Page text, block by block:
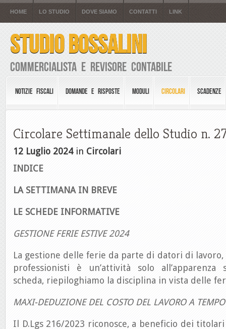
HOME LO STUDIO DOVE SIAMO CONTATTI LINK
STUDIO BOSSALINI
Commercialista e Revisore Contabile
NOTIZIE FISCALI DOMANDE E RISPOSTE MODULI CIRCOLARI SCADENZE
Circolare Settimanale dello Studio n.
12 Luglio 2024in Circolari
INDICE
LA SETTIMANA IN BREVE
LE SCHEDE INFORMATIVE
GESTIONE FERIE ESTIVE 2024
La gestione delle ferie da parte di datori di
professionisti è un’attività solo all’apparenza
scheda, riepiloghiamo la disciplina in vista delle
MAXI-DEDUZIONE DEL COSTO DEL LAVORO A
Il D.Lgs 216/2023 riconosce, a beneficio dei